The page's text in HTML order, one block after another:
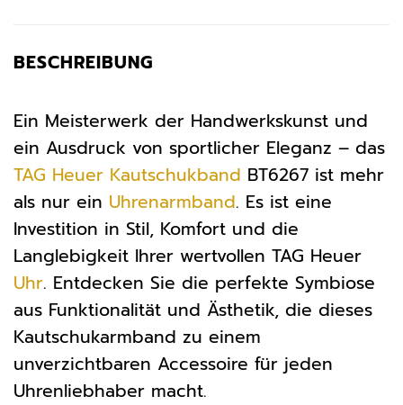
BESCHREIBUNG
Ein Meisterwerk der Handwerkskunst und
ein Ausdruck von sportlicher Eleganz – das
TAG Heuer Kautschukband BT6267 ist mehr
als nur ein Uhrenarmband. Es ist eine
Investition in Stil, Komfort und die
Langlebigkeit Ihrer wertvollen TAG Heuer
Uhr. Entdecken Sie die perfekte Symbiose
aus Funktionalität und Ästhetik, die dieses
Kautschukarmband zu einem
unverzichtbaren Accessoire für jeden
Uhrenliebhaber macht.